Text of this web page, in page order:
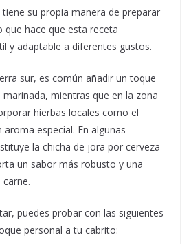
tiene su propia manera de preparar
hace que esta receta
y adaptable a diferentes gustos.
sur, es común añadir un toque
marinada, mientras que en la zona
hierbas locales como el
especial. En algunas
la chicha de jora por cerveza
un sabor más robusto y una
puedes probar con las siguientes
personal a tu cabrito: